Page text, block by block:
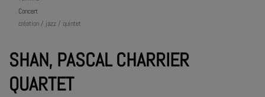
Concert
création / jazz / quintet
SHAN, PASCAL CHARRIER
QUARTET